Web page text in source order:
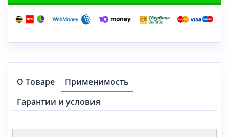
О Товаре
Применимость
Гарантии и условия